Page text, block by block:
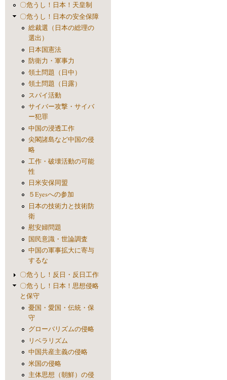
〇危うし！日本！天皇制
〇危うし！日本の安全保障
総裁選（日本の総理の
選出）
日本国憲法
防衛力・軍事力
領土問題（日中）
領土問題（日露）
スパイ活動
サイバー攻撃・サイバ
ー犯罪
中国の浸透工作
尖閣諸島など中国の侵
略
工作・破壊活動の可能
性
日米安保同盟
５Eyesへの参加
日本の技術力と技術防
衛
慰安婦問題
国民意識・世論調査
中国の軍事拡大に寄与
するな
〇危うし！反日・反日工作
〇危うし！日本！思想侵略
と保守
憂国・愛国・伝統・保
守
グローバリズムの侵略
リベラリズム
中国共産主義の侵略
米国の侵略
主体思想（朝鮮）の侵